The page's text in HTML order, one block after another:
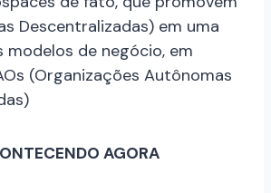
Descentralizadas) em uma
modelos de negócio, em
(Organizações Autônomas
AGORA